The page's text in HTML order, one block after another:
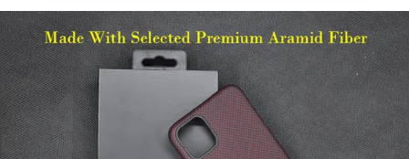
は
品
質
管